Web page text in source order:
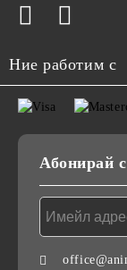
Ние работим с
Абонирай